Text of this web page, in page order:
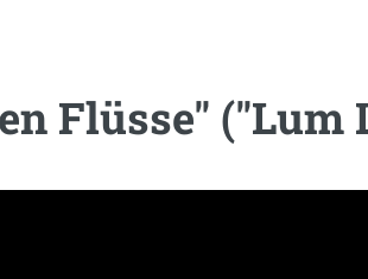
Flüsse"